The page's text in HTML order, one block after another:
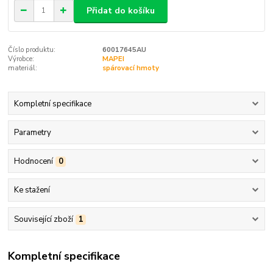
Přidat do košíku
Číslo produktu:
60017645AU
Výrobce:
MAPEI
materiál:
spárovací hmoty
Kompletní specifikace
Parametry
Hodnocení 0
Ke stažení
Související zboží 1
Kompletní specifikace